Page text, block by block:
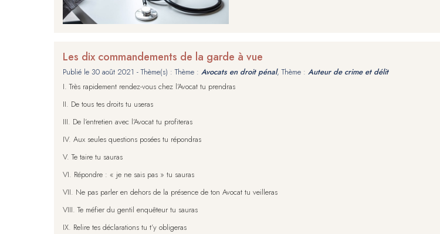
Les dix commandements de la garde à vue
Publié le 30 août 2021 - Thème(s) : Thème : Avocats en droit pénal, Thème : Auteur de crime et délit
I. Très rapidement rendez-vous chez l’Avocat tu prendras
II. De tous tes droits tu useras
III. De l’entretien avec l’Avocat tu profiteras
IV. Aux seules questions posées tu répondras
V. Te taire tu sauras
VI. Répondre : « je ne sais pas » tu sauras
VII. Ne pas parler en dehors de la présence de ton Avocat tu veilleras
VIII. Te méfier du gentil enquêteur tu sauras
IX. Relire tes déclarations tu t’y obligeras